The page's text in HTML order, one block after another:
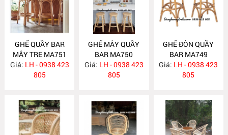
GHẾ QUẦY BAR
MÂY TRE MA751
Giá: LH - 0938 423
805
GHẾ MÂY QUẦY
BAR MA750
Giá: LH - 0938 423
805
GHẾ ĐÔN QUẦY
BAR MA749
Giá: LH - 0938 423
805